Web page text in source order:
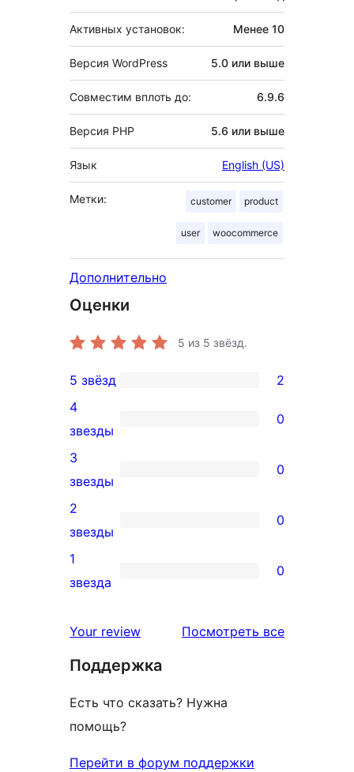
Активных установок: Менее 10
Версия WordPress 5.0 или выше
Совместим вплоть до: 6.9.6
Версия PHP 5.6 или выше
Язык English (US)
Метки: customer product
user woocommerce
Дополнительно
Оценки
5 из 5 звёзд.
2
5-
звездный
отзыв
5 звёзд 2
0
4-
звездный
отзыв
4
звезды
0
0
3-
звездный
отзыв
3
звезды
0
0
2-
звездный
2
звезды
0
0
звездный
1
звезда
0
Your review Посмотреть всеотзывы
Поддержка
Есть что сказать? Нужна
помощь?
Перейти в форум поддержки